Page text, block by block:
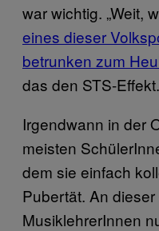
war wichtig. „Weit,
eines dieser
betrunken zum
das den STS-Effekt.
Irgendwann in der
meisten
dem sie einfach
Pubertät. An
MusiklehrerInnen